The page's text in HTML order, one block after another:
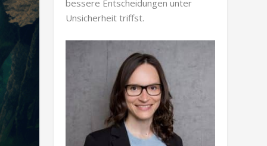
bessere Entscheidungen unter
Unsicherheit triffst.